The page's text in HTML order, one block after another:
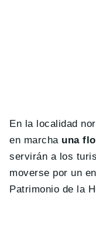
En la localidad
en marcha una
servirán a los
moverse por un
Patrimonio de la